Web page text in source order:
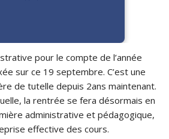
pour le compte de l’année
sur ce 19 septembre. C’est une
de tutelle depuis 2ans maintenant.
la rentrée se fera désormais en
administrative et pédagogique,
effective des cours.